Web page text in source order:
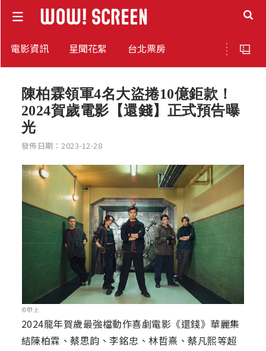
電影資訊 星聞花絮 台北票房
陳柏霖領軍4名大盜捲10億鉅款！
2024賀歲電影【還錢】正式預告曝
光
發佈日期：2023-12-28
©甲上
2024龍年賀歲最強檔動作喜劇電影《還錢》華麗集
結陳柏霖、蔡思韵、李銘忠、林哲熹、蔡凡熙等超